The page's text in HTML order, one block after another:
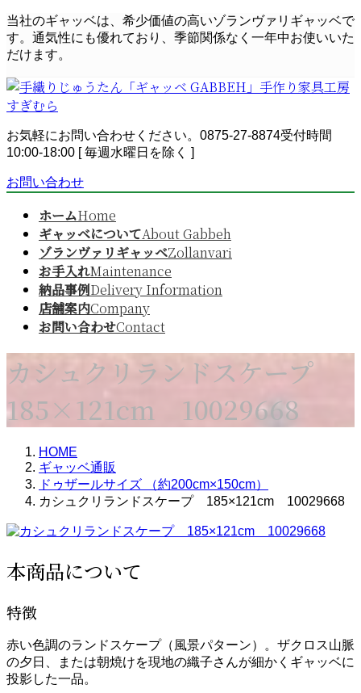
コ
ン
テ
ツ
へ
キ
ッ
ナ
ビ
ゲ
シ
ョ
に
移
当社のギャッベは、希少価値の高いゾランヴァリギャッベで
す。通気性にも優れており、季節関係なく一年中お使いいた
だけます。
お気軽にお問い合わせください。 0875-27-8874受付時間
10:00-18:00 [ 毎週水曜日を除く ]
お問い合わせ
ホームHome
ギャッベについてAbout Gabbeh
ゾランヴァリギャッベZollanvari
お手入れMaintenance
納品事例Delivery Information
店舗案内Company
お問い合わせContact
カシュクリランドスケープ
185×121cm 10029668
HOME
ギャッベ通販
ドゥザールサイズ （約200cm×150cm）
カシュクリランドスケープ 185×121cm 10029668
本商品について
特徴
赤い色調のランドスケープ（風景パターン）。ザクロス山脈
の夕日、または朝焼けを現地の織子さんが細かくギャッベに
投影した一品。